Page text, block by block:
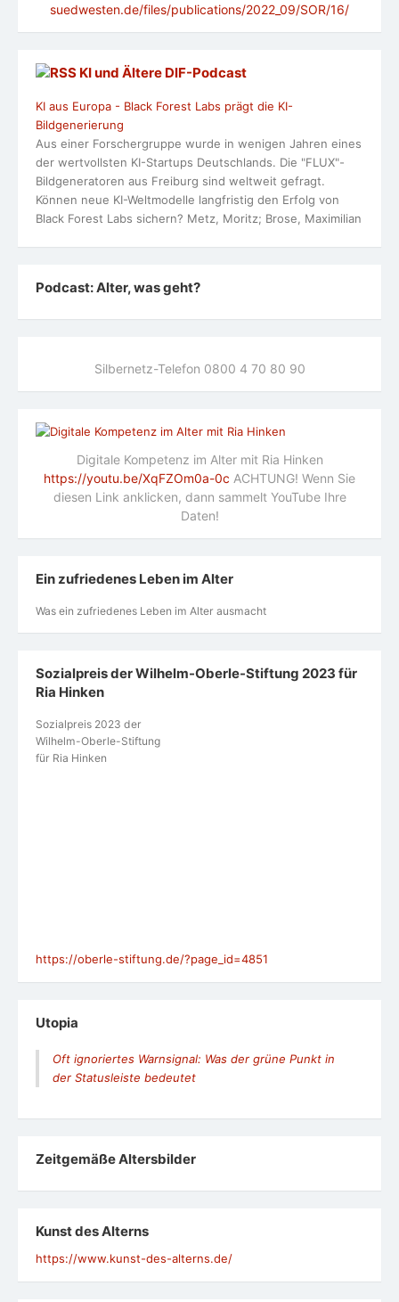
suedwesten.de/files/publications/2022_09/SOR/16/
KI und Ältere DlF-Podcast
KI aus Europa - Black Forest Labs prägt die KI-
Bildgenerierung
Aus einer Forschergruppe wurde in wenigen Jahren eines
der wertvollsten KI-Startups Deutschlands. Die "FLUX"-
Bildgeneratoren aus Freiburg sind weltweit gefragt.
Können neue KI-Weltmodelle langfristig den Erfolg von
Black Forest Labs sichern? Metz, Moritz; Brose, Maximilian
Podcast: Alter, was geht?
Silbernetz-Telefon 0800 4 70 80 90
Digitale Kompetenz im Alter mit Ria Hinken
https://youtu.be/XqFZOm0a-0c ACHTUNG! Wenn Sie
diesen Link anklicken, dann sammelt YouTube Ihre
Daten!
Ein zufriedenes Leben im Alter
Was ein zufriedenes Leben im Alter ausmacht
Sozialpreis der Wilhelm-Oberle-Stiftung 2023 für
Ria Hinken
Sozialpreis 2023 der
Wilhelm-Oberle-Stiftung
für Ria Hinken
https://oberle-stiftung.de/?page_id=4851
Utopia
Oft ignoriertes Warnsignal: Was der grüne Punkt in
der Statusleiste bedeutet
Zeit­ge­mäße Alters­bil­der
Kunst des Alterns
https://www.kunst-des-alterns.de/